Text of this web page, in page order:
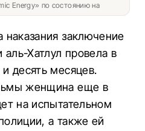
Energy» по состоянию на
наказания заключение
аль-Хатлул провела в
десять месяцев.
женщина еще в
на испытательном
а также ей